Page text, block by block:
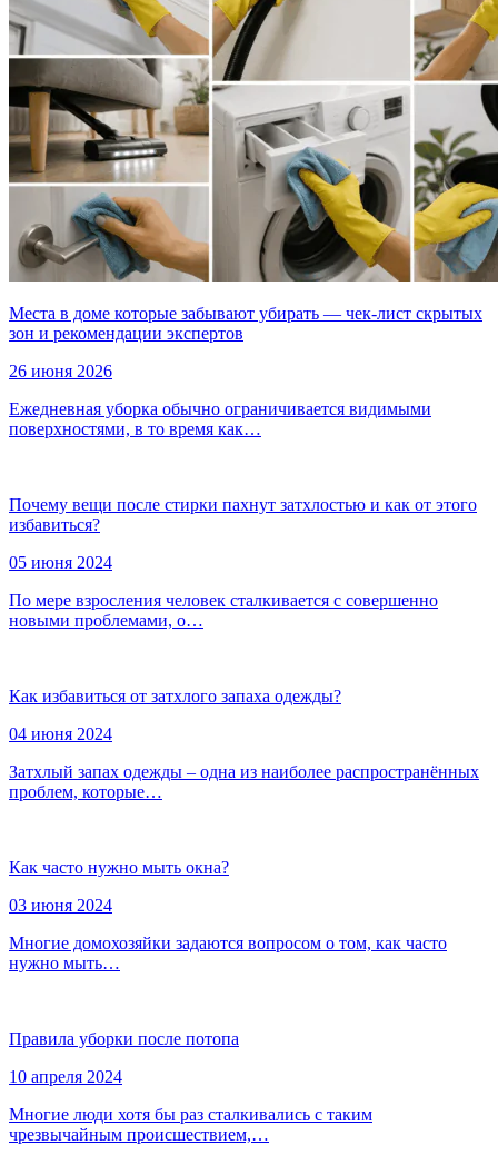
Места в доме которые забывают убирать — чек-лист скрытых
зон и рекомендации экспертов
26 июня 2026
Ежедневная уборка обычно ограничивается видимыми
поверхностями, в то время как…
Почему вещи после стирки пахнут затхлостью и как от этого
избавиться?
05 июня 2024
По мере взросления человек сталкивается с совершенно
новыми проблемами, о…
Как избавиться от затхлого запаха одежды?
04 июня 2024
Затхлый запах одежды – одна из наиболее распространённых
проблем, которые…
Как часто нужно мыть окна?
03 июня 2024
Многие домохозяйки задаются вопросом о том, как часто
нужно мыть…
Правила уборки после потопа
10 апреля 2024
Многие люди хотя бы раз сталкивались с таким
чрезвычайным происшествием,…